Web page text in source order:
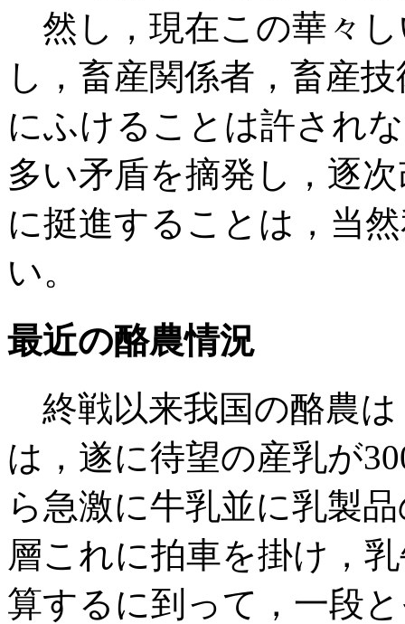
然し，現在この華々
し，畜産関係者，畜産
にふけることは許され
多い矛盾を摘発し，逐
に挺進することは，当
い。
最近の酪農情況
終戦以来我国の酪農は
は，遂に待望の産乳が
ら急激に牛乳並に乳製
層これに拍車を掛け，
算するに到って，一段